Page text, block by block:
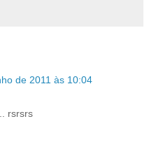
de 2011 às 10:04
rsrsrs